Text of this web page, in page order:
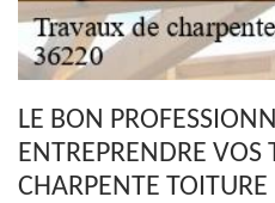
LE BON
ENTREPRENDRE VOS
CHARPENTE